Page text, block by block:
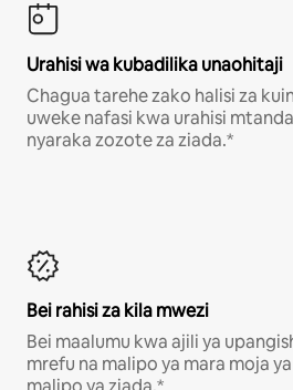
Urahisi wa kubadilika unaohitaji
Chagua tarehe zako halisi za
uweke nafasi kwa urahisi
nyaraka zozote za ziada.*
Bei rahisi za kila mwezi
Bei maalumu kwa ajili ya
mrefu na malipo ya mara moja